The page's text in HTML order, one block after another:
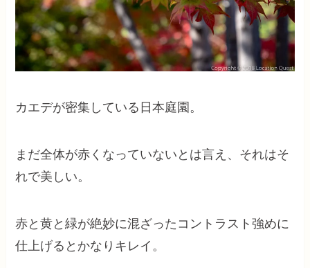
カエデが密集している日本庭園。
まだ全体が赤くなっていないとは言え、それはそ
れで美しい。
赤と黄と緑が絶妙に混ざったコントラスト強めに
仕上げるとかなりキレイ。